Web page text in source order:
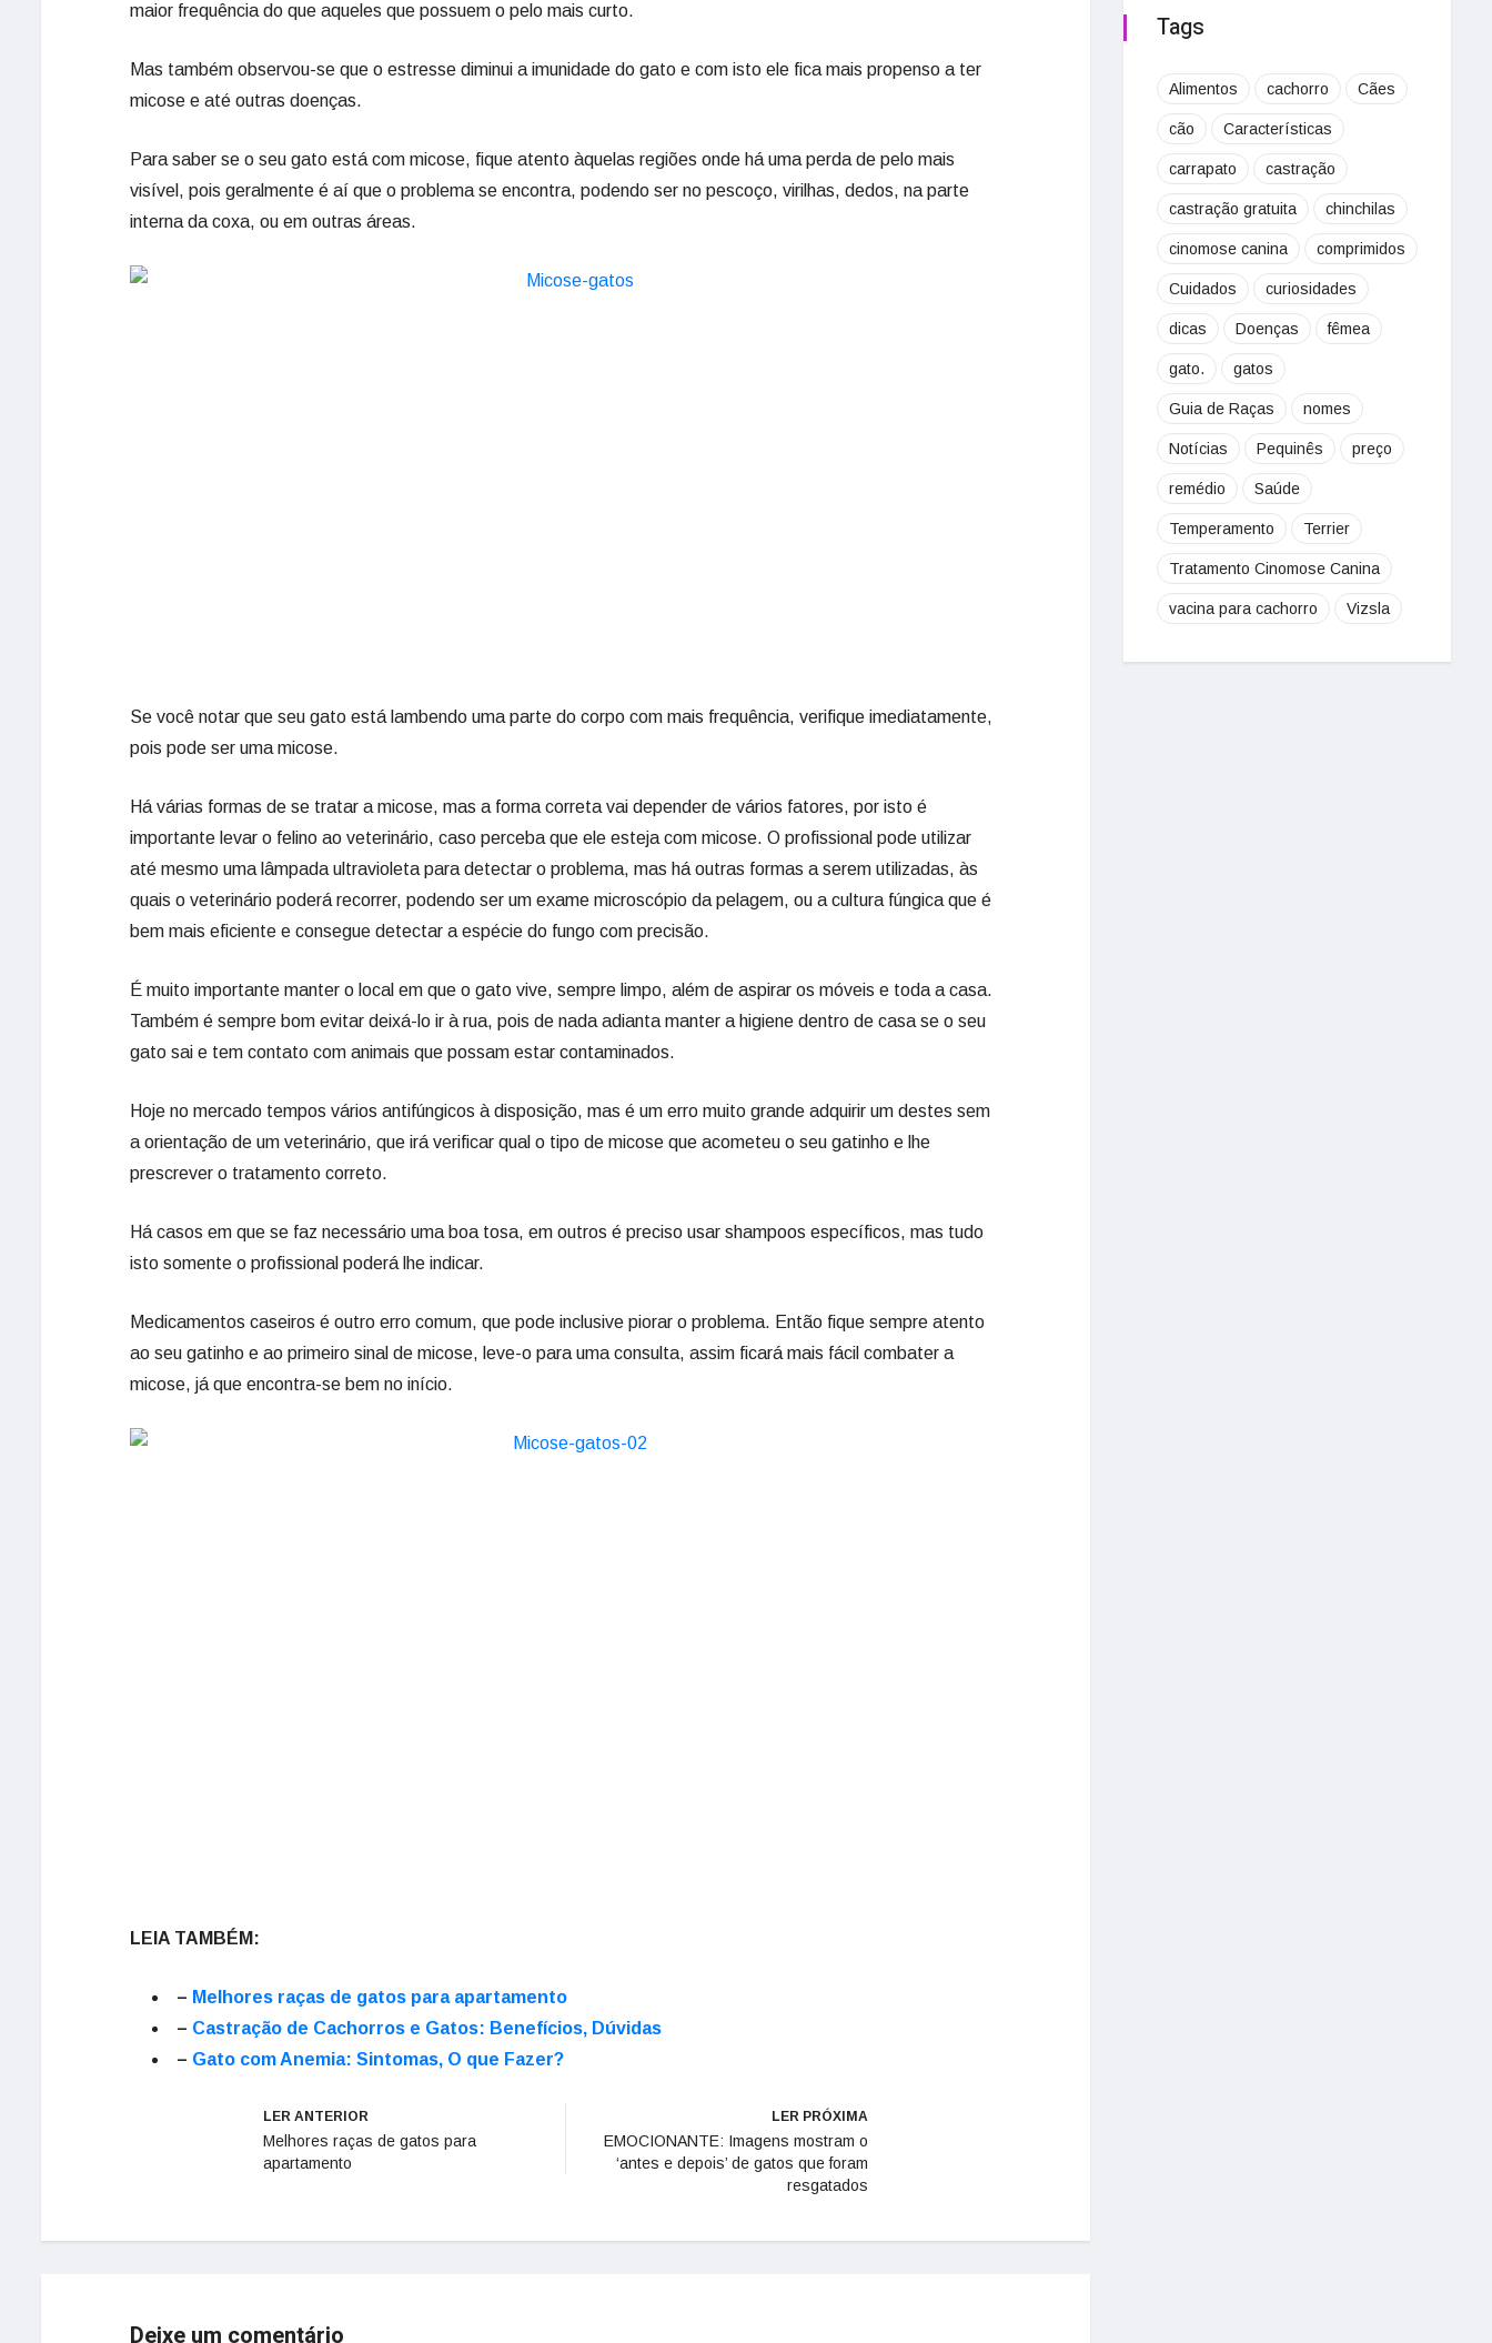
maior frequência do que aqueles que possuem o pelo mais curto.
Mas também observou-se que o estresse diminui a imunidade do gato e com isto ele fica mais propenso a ter
micose e até outras doenças.
Para saber se o seu gato está com micose, fique atento àquelas regiões onde há uma perda de pelo mais
visível, pois geralmente é aí que o problema se encontra, podendo ser no pescoço, virilhas, dedos, na parte
interna da coxa, ou em outras áreas.
Se você notar que seu gato está lambendo uma parte do corpo com mais frequência, verifique imediatamente,
pois pode ser uma micose.
Há várias formas de se tratar a micose, mas a forma correta vai depender de vários fatores, por isto é
importante levar o felino ao veterinário, caso perceba que ele esteja com micose. O profissional pode utilizar
até mesmo uma lâmpada ultravioleta para detectar o problema, mas há outras formas a serem utilizadas, às
quais o veterinário poderá recorrer, podendo ser um exame microscópio da pelagem, ou a cultura fúngica que é
bem mais eficiente e consegue detectar a espécie do fungo com precisão.
É muito importante manter o local em que o gato vive, sempre limpo, além de aspirar os móveis e toda a casa.
Também é sempre bom evitar deixá-lo ir à rua, pois de nada adianta manter a higiene dentro de casa se o seu
gato sai e tem contato com animais que possam estar contaminados.
Hoje no mercado tempos vários antifúngicos à disposição, mas é um erro muito grande adquirir um destes sem
a orientação de um veterinário, que irá verificar qual o tipo de micose que acometeu o seu gatinho e lhe
prescrever o tratamento correto.
Há casos em que se faz necessário uma boa tosa, em outros é preciso usar shampoos específicos, mas tudo
isto somente o profissional poderá lhe indicar.
Medicamentos caseiros é outro erro comum, que pode inclusive piorar o problema. Então fique sempre atento
ao seu gatinho e ao primeiro sinal de micose, leve-o para uma consulta, assim ficará mais fácil combater a
micose, já que encontra-se bem no início.
LEIA TAMBÉM:
– Melhores raças de gatos para apartamento
– Castração de Cachorros e Gatos: Benefícios, Dúvidas
– Gato com Anemia: Sintomas, O que Fazer?
LER ANTERIOR
Melhores raças de gatos para
apartamento
LER PRÓXIMA
EMOCIONANTE: Imagens mostram o
‘antes e depois’ de gatos que foram
resgatados
Deixe um comentário
Tags
Alimentos cachorro Cães
cão Características
carrapato castração
castração gratuita chinchilas
cinomose canina comprimidos
Cuidados curiosidades
dicas Doenças fêmea
gato. gatos
Guia de Raças nomes
Notícias Pequinês preço
remédio Saúde
Temperamento Terrier
Tratamento Cinomose Canina
vacina para cachorro Vizsla